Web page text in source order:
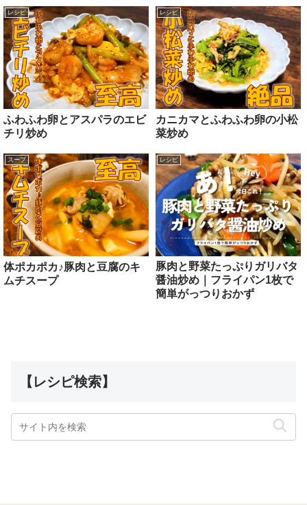
レシピ
ふわふわ卵とアスパラのエビ
チリ炒め
レシピ
カニカマとふわふわ卵の小松
菜炒め
スープ
体ポカポカ♪豚肉と豆腐のキ
ムチスープ
レシピ
豚肉と野菜たっぷりガリバタ
醤油炒め｜フライパン1枚で
簡単がっつりおかず
【レシピ検索】